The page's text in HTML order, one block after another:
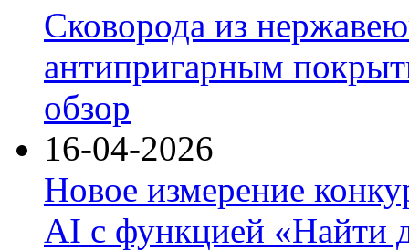
Сковорода из
антипригарным
обзор
16-04-2026
Новое измерение
AI с функцией «Найти